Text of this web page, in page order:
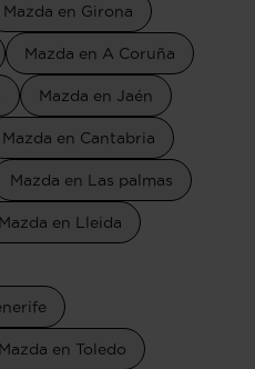
Mazda en Girona
Mazda en A Coruña
Mazda en Jaén
Mazda en Cantabria
Mazda en Las palmas
Mazda en Lleida
Mazda en Toledo